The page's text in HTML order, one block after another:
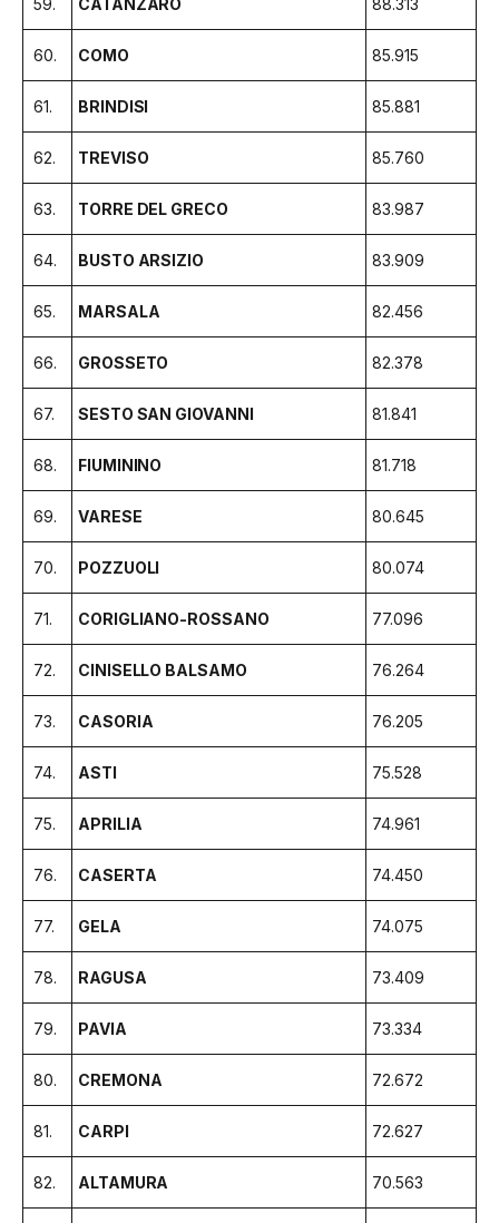
59. CATANZARO 88.313
60. COMO 85.915
61. BRINDISI 85.881
62. TREVISO 85.760
63. TORRE DEL GRECO 83.987
64. BUSTO ARSIZIO 83.909
65. MARSALA 82.456
66. GROSSETO 82.378
67. SESTO SAN GIOVANNI 81.841
68. FIUMININO 81.718
69. VARESE 80.645
70. POZZUOLI 80.074
71. CORIGLIANO-ROSSANO 77.096
72. CINISELLO BALSAMO 76.264
73. CASORIA 76.205
74. ASTI 75.528
75. APRILIA 74.961
76. CASERTA 74.450
77. GELA 74.075
78. RAGUSA 73.409
79. PAVIA 73.334
80. CREMONA 72.672
81. CARPI 72.627
82. ALTAMURA 70.563